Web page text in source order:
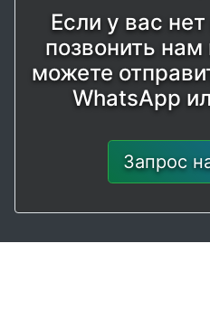
Если у вас
позвонить
можете
WhatsApp
Запрос